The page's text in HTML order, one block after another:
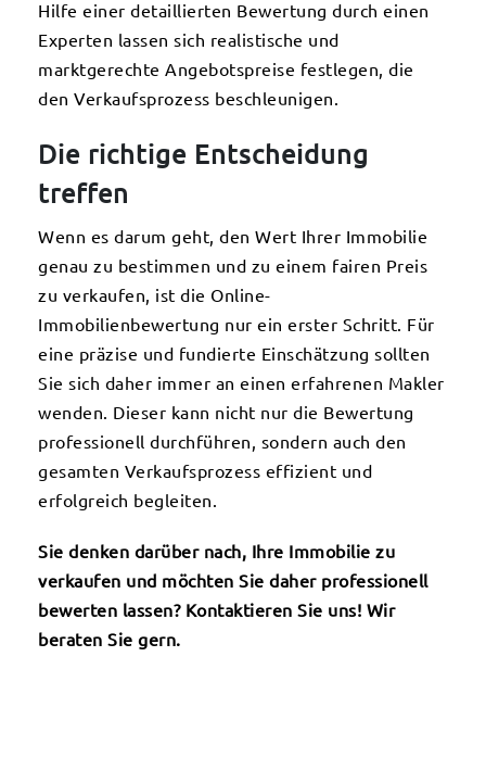
Hilfe einer detaillierten Bewertung durch einen
Experten lassen sich realistische und
marktgerechte Angebotspreise festlegen, die
den Verkaufsprozess beschleunigen.
Die richtige Entscheidung
treffen
Wenn es darum geht, den Wert Ihrer Immobilie
genau zu bestimmen und zu einem fairen Preis
zu verkaufen, ist die Online-
Immobilienbewertung nur ein erster Schritt. Für
eine präzise und fundierte Einschätzung sollten
Sie sich daher immer an einen erfahrenen Makler
wenden. Dieser kann nicht nur die Bewertung
professionell durchführen, sondern auch den
gesamten Verkaufsprozess effizient und
erfolgreich begleiten.
Sie denken darüber nach, Ihre Immobilie zu
verkaufen und möchten Sie daher professionell
bewerten lassen? Kontaktieren Sie uns! Wir
beraten Sie gern.